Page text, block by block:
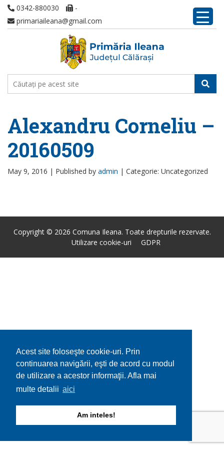
Acest site foloseşte cookie-uri. Prin
continuarea navigării, eşti de acord cu modul
de utilizare a acestor informaţii. Afla mai
multe detalii aici
Am inteles!
0342-880030
-
primariaileana@gmail.com
Alexandru Corneliu –
20160509
May 9, 2016 | Published by admin | Categorie: Uncategorized
Copyright © 2026 Comuna Ileana. Toate drepturile rezervate.
Utilizare cookie-uri
GDPR